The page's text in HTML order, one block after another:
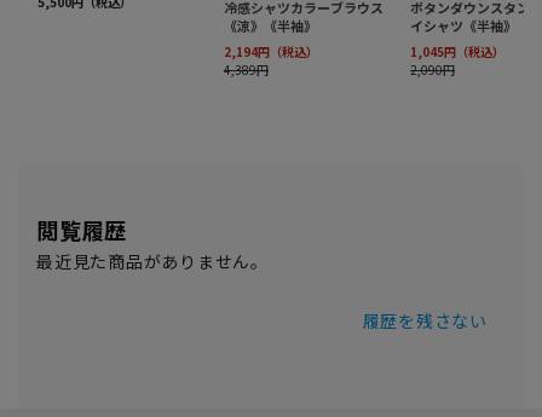
閲覧履歴
最近見た商品がありません。
履歴を残さない